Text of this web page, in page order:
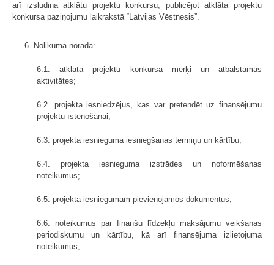
arī izsludina atklātu projektu konkursu, publicējot atklāta projektu
konkursa paziņojumu laikrakstā “Latvijas Vēstnesis”.
6. Nolikumā norāda:
6.1. atklāta projektu konkursa mērķi un atbalstāmās
aktivitātes;
6.2. projekta iesniedzējus, kas var pretendēt uz finansējumu
projektu īstenošanai;
6.3. projekta iesnieguma iesniegšanas termiņu un kārtību;
6.4. projekta iesnieguma izstrādes un noformēšanas
noteikumus;
6.5. projekta iesniegumam pievienojamos dokumentus;
6.6. noteikumus par finanšu līdzekļu maksājumu veikšanas
periodiskumu un kārtību, kā arī finansējuma izlietojuma
noteikumus;